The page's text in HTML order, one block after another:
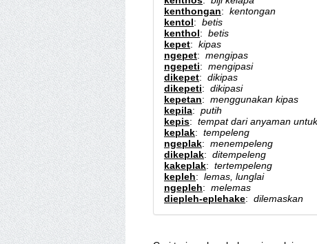
kenthongan: kentongan
kentol: betis
kenthol: betis
kepet: kipas
ngepet: mengipas
ngepeti: mengipasi
dikepet: dikipas
dikepeti: dikipasi
kepetan: menggunakan kipas
kepila: putih
kepis: tempat dari anyaman
keplak: tempeleng
ngeplak: menempeleng
dikeplak: ditempeleng
kakeplak: tertempeleng
kepleh: lemas, lunglai
ngepleh: melemas
diepleh-eplehake: dilemaskan